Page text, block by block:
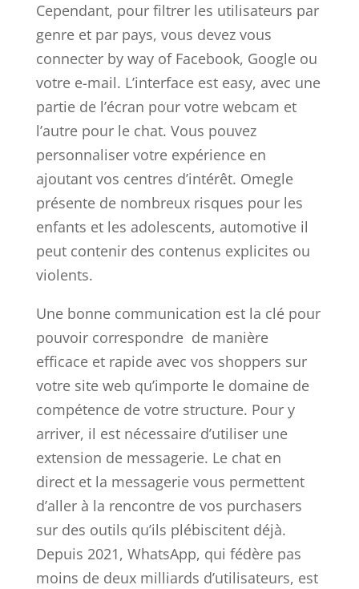
Cependant, pour filtrer les utilisateurs par
genre et par pays, vous devez vous
connecter by way of Facebook, Google ou
votre e-mail. L’interface est easy, avec une
partie de l’écran pour votre webcam et
l’autre pour le chat. Vous pouvez
personnaliser votre expérience en
ajoutant vos centres d’intérêt. Omegle
présente de nombreux risques pour les
enfants et les adolescents, automotive il
peut contenir des contenus explicites ou
violents.
Une bonne communication est la clé pour
pouvoir correspondre de manière
efficace et rapide avec vos shoppers sur
votre site web qu’importe le domaine de
compétence de votre structure. Pour y
arriver, il est nécessaire d’utiliser une
extension de messagerie. Le chat en
direct et la messagerie vous permettent
d’aller à la rencontre de vos purchasers
sur des outils qu’ils plébiscitent déjà.
Depuis 2021, WhatsApp, qui fédère pas
moins de deux milliards d’utilisateurs, est